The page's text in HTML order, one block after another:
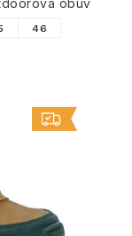
obuv
46